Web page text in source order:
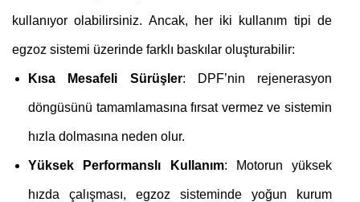
kullanıyor olabilirsiniz. Ancak, her iki kullanım tipi de
egzoz sistemi üzerinde farklı baskılar oluşturabilir:
Kısa Mesafeli Sürüşler: DPF’nin rejenerasyon
döngüsünü tamamlamasına fırsat vermez ve sistemin
hızla dolmasına neden olur.
Yüksek Performanslı Kullanım: Motorun yüksek
hızda çalışması, egzoz sisteminde yoğun kurum